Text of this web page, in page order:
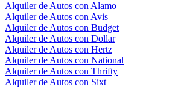
Alquiler de Autos con Alamo
Alquiler de Autos con Avis
Alquiler de Autos con Budget
Alquiler de Autos con Dollar
Alquiler de Autos con Hertz
Alquiler de Autos con National
Alquiler de Autos con Thrifty
Alquiler de Autos con Sixt